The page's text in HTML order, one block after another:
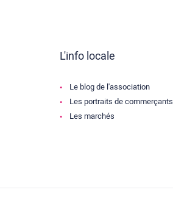
L'info locale
Le blog de l'association
Les portraits de commerçants
Les marchés